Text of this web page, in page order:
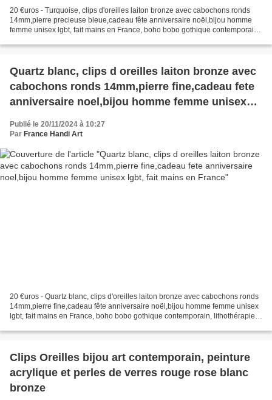
20 €uros - Turquoise, clips d'oreilles laiton bronze avec cabochons ronds
14mm,pierre precieuse bleue,cadeau fête anniversaire noël,bijou homme
femme unisex lgbt, fait mains en France, boho bobo gothique contemporain,
Quartz blanc, clips d oreilles laiton bronze avec
cabochons ronds 14mm,pierre fine,cadeau fete
anniversaire noel,bijou homme femme unisex
Publié le 20/11/2024 à 10:27
Par France Handi Art
20 €uros - Quartz blanc, clips d'oreilles laiton bronze avec cabochons ronds
14mm,pierre fine,cadeau fête anniversaire noël,bijou homme femme unisex
lgbt, fait mains en France, boho bobo gothique contemporain, lithothérapie
Clips Oreilles bijou art contemporain, peinture
acrylique et perles de verres rouge rose blanc
bronze